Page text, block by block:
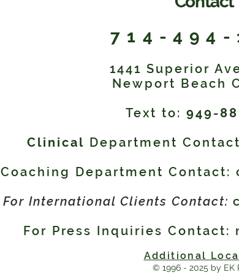
714-494-
1441 Superior
Newport Beach
Text to: ​949-
Clinical Department
Coaching Department Contact:
For International Clients Contact:
For Press Inquiries Contact:
Additional
© 1996 - 2025 by EK